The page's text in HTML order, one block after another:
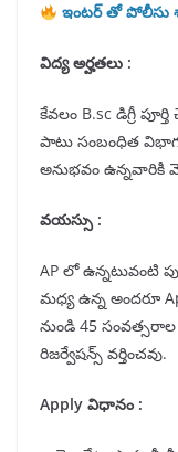
ఇంటర్ తో పోలీసు
విద్య అర్హతలు :
కేవలం B.sc డిగ్రీ
పాటు సంబంధిత
అనుభవం ఉన్నవారికి
వయస్సు :
AP లో ఉన్నటువంటి
మధ్య ఉన్న అందరూ
నుండి 45
రిజర్వేషన్స్ వర్తించవు.
Apply విధానం :